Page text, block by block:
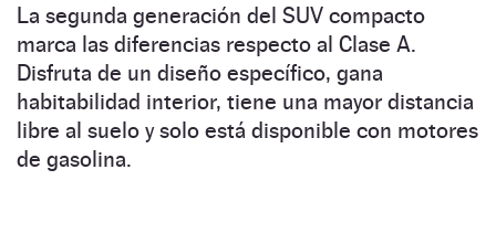
La segunda generación del SUV compacto
marca las diferencias respecto al Clase A.
Disfruta de un diseño específico, gana
habitabilidad interior, tiene una mayor distancia
libre al suelo y solo está disponible con motores
de gasolina.